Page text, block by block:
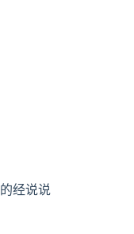
经说说